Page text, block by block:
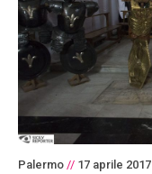
Palermo // 17 aprile 2017